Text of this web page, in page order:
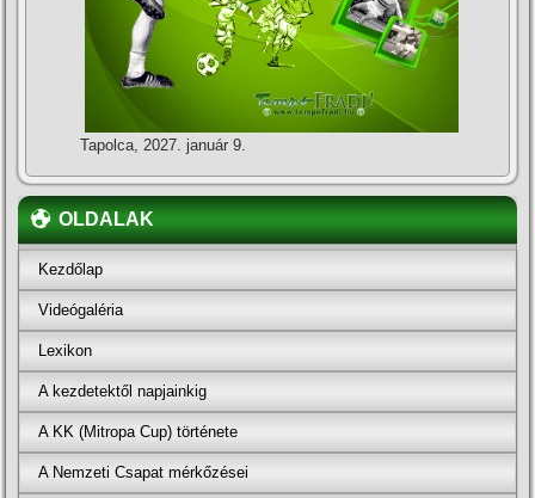
Tapolca, 2027. január 9.
OLDALAK
Kezdőlap
Videógaléria
Lexikon
A kezdetektől napjainkig
A KK (Mitropa Cup) története
A Nemzeti Csapat mérkőzései